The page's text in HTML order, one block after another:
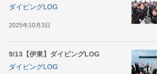
ダイビングLOG
2025年10月3日
9/13【伊東】ダイビングLOG
ダイビングLOG